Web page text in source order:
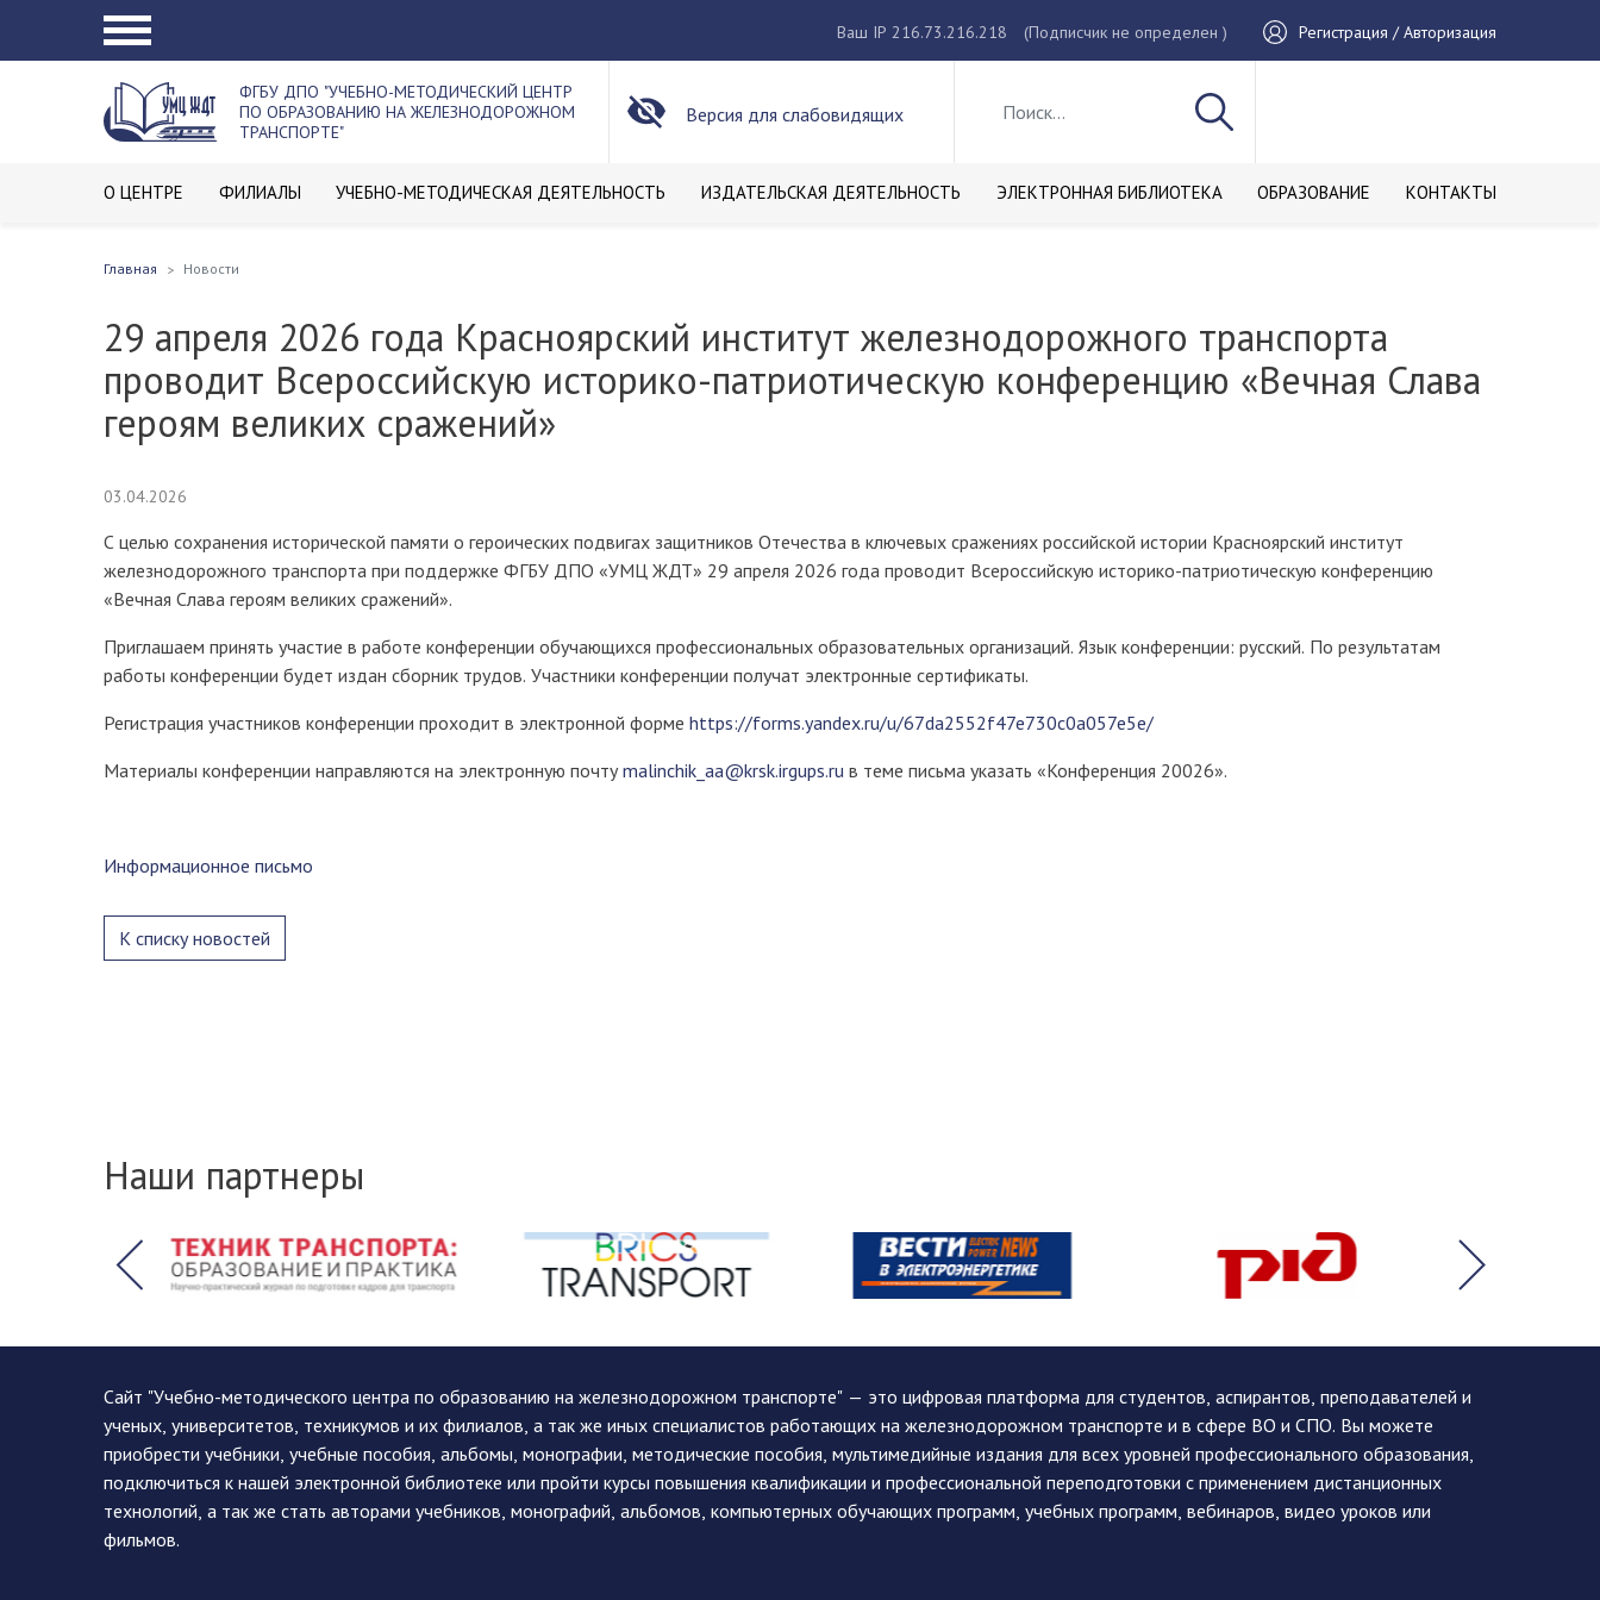
Ваш IP 216.73.216.218 (Подписчик не определен ) Регистрация / Авторизация
ФГБУ ДПО "УЧЕБНО-МЕТОДИЧЕСКИЙ ЦЕНТР
ПО ОБРАЗОВАНИЮ НА ЖЕЛЕЗНОДОРОЖНОМ
ТРАНСПОРТЕ"
Версия для слабовидящих
О ЦЕНТРЕ ФИЛИАЛЫ УЧЕБНО-МЕТОДИЧЕСКАЯ ДЕЯТЕЛЬНОСТЬ ИЗДАТЕЛЬСКАЯ ДЕЯТЕЛЬНОСТЬ ЭЛЕКТРОННАЯ БИБЛИОТЕКА ОБРАЗОВАНИЕ КОНТАКТЫ
Главная Новости
29 апреля 2026 года Красноярский институт железнодорожного транспорта
проводит Всероссийскую историко-патриотическую конференцию «Вечная Слава
героям великих сражений»
03.04.2026
С целью сохранения исторической памяти о героических подвигах защитников Отечества в ключевых сражениях российской истории Красноярский институт
железнодорожного транспорта при поддержке ФГБУ ДПО «УМЦ ЖДТ» 29 апреля 2026 года проводит Всероссийскую историко-патриотическую конференцию
«Вечная Слава героям великих сражений».
Приглашаем принять участие в работе конференции обучающихся профессиональных образовательных организаций. Язык конференции: русский. По результатам
работы конференции будет издан сборник трудов. Участники конференции получат электронные сертификаты.
Регистрация участников конференции проходит в электронной форме https://forms.yandex.ru/u/67da2552f47e730c0a057e5e/
Материалы конференции направляются на электронную почтуmalinchik_aa@krsk.irgups.ru в теме письма указать «Конференция 20026».
Информационное письмо
К списку новостей
Наши партнеры
Сайт "Учебно-методического центра по образованию на железнодорожном транспорте" — это цифровая платформа для студентов, аспирантов, преподавателей и
ученых, университетов, техникумов и их филиалов, а так же иных специалистов работающих на железнодорожном транспорте и в сфере ВО и СПО. Вы можете
приобрести учебники, учебные пособия, альбомы, монографии, методические пособия, мультимедийные издания для всех уровней профессионального образования,
подключиться к нашей электронной библиотеке или пройти курсы повышения квалификации и профессиональной переподготовки с применением дистанционных
технологий, а так же стать авторами учебников, монографий, альбомов, компьютерных обучающих программ, учебных программ, вебинаров, видео уроков или
фильмов.